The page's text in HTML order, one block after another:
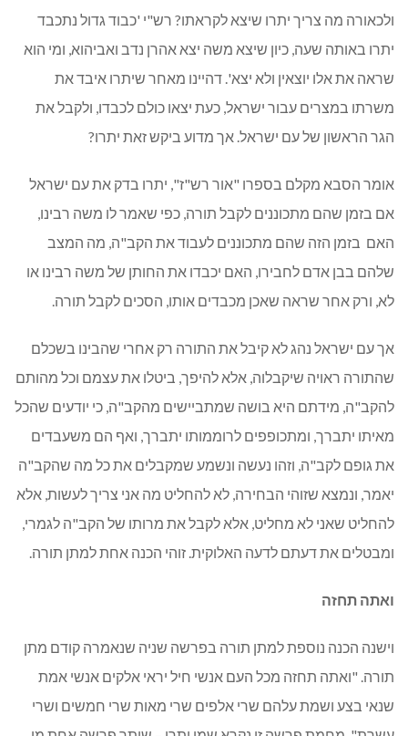
ולכאורה מה צריך יתרו שיצא לקראתו? רש"י 'כבוד גדול נתכבד
יתרו באותה שעה, כיון שיצא משה יצא אהרן נדב ואביהוא, ומי הוא
שראה את אלו יוצאין ולא יצא'. דהיינו מאחר שיתרו איבד את
משרתו במצרים עבור ישראל, כעת יצאו כולם לכבדו, ולקבל את
הגר הראשון של עם ישראל. אך מדוע ביקש זאת יתרו?
אומר הסבא מקלם בספרו "אור רש"ז", יתרו בדק את עם ישראל
אם בזמן שהם מתכוננים לקבל תורה, כפי שאמר לו משה רבינו,
האם בזמן הזה שהם מתכוננים לעבוד את הקב"ה, מה המצב
שלהם בבן אדם לחבירו, האם יכבדו את החותן של משה רבינו או
לא, ורק אחר שראה שאכן מכבדים אותו, הסכים לקבל תורה.
אך עם ישראל נהג לא קיבל את התורה רק אחרי שהבינו בשכלם
שהתורה ראויה שיקבלוה, אלא להיפך, ביטלו את עצמם וכל מהותם
להקב"ה, מידתם היא בושה שמתביישים מהקב"ה, כי יודעים שהכל
מאיתו יתברך, ומתכופפים לרוממותו יתברך, ואף הם משעבדים
את גופם לקב"ה, וזהו נעשה ונשמע שמקבלים את כל מה שהקב"ה
יאמר, ונמצא שזוהי הבחירה, לא להחליט מה אני צריך לעשות, אלא
להחליט שאני לא מחליט, אלא לקבל את מרותו של הקב"ה לגמרי,
ומבטלים את דעתם לדעה האלוקית. זוהי הכנה אחת למתן תורה.
ואתה תחזה
וישנה הכנה נוספת למתן תורה בפרשה שניה שנאמרה קודם מתן
תורה. "ואתה תחזה מכל העם אנשי חיל יראי אלקים אנשי אמת
שנאי בצע ושמת עלהם שרי אלפים שרי מאות שרי חמשים ושרי